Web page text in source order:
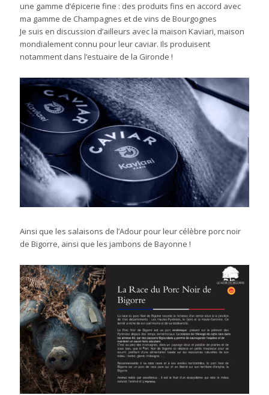
une gamme d’épicerie fine : des produits fins en accord avec
ma gamme de Champagnes et de vins de Bourgognes
Je suis en discussion d’ailleurs avec la maison Kaviari, maison
mondialement connu pour leur caviar. Ils produisent
notamment dans l’estuaire de la Gironde !
Ainsi que les salaisons de l’Adour pour leur célèbre porc noir
de Bigorre, ainsi que les jambons de Bayonne !